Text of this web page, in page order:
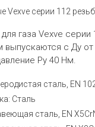
газа Vexve серии
выпускаются с Ду
Ру 40 Нм.
сталь, EN
Сталь
сталь, EN